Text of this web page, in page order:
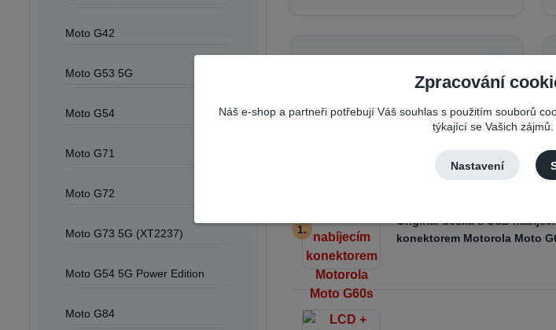
1.
Originál deska s USB
konektorem Motorola Moto
Moto G42
Moto G53 5G
Moto G54
Moto G71
Moto G72
Moto G73 5G (XT2237)
Moto G54 5G Power Edition
Moto G84
Zpracování
Náš e-shop a partneři potřebují Váš souhlas s použitím souborů
týkající se Vašich zájmů.
Nastavení